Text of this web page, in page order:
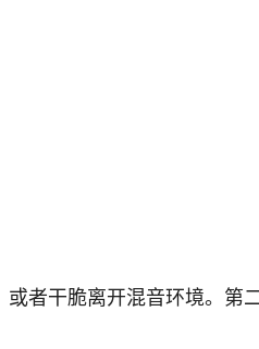
者干脆离开混音环境。第